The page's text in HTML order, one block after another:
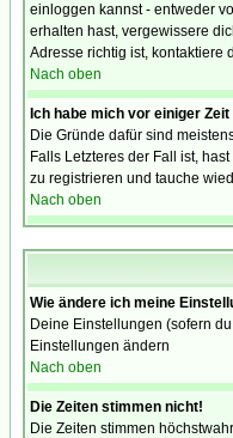
einloggen kannst - entweder
erhalten hast, vergewissere
Adresse richtig ist, kontaktiere
Nach oben
Ich habe mich vor einiger
Die Gründe dafür sind
Falls Letzteres der Fall ist,
zu registrieren und tauche
Nach oben
Wie ändere ich meine
Deine Einstellungen (sofern
Einstellungen ändern
Nach oben
Die Zeiten stimmen nicht!
Die Zeiten stimmen